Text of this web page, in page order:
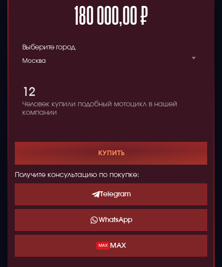
180 000,00₽
Выберите город
Москва
12
Человек купили подобный мотоцикл в нашей
компании
КУПИТЬ
Получите консультацию по покупке:
Telegram
WhatsApp
MAX MAX